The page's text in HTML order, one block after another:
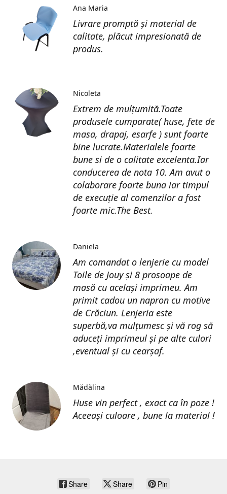
Livrare promptă și material de
calitate, plăcut impresionată de
produs.
Ana Maria
Extrem de mulțumită.Toate
produsele cumparate( huse, fete de
masa, drapaj, esarfe ) sunt foarte
bine lucrate.Materialele foarte
bune si de o calitate excelenta.Iar
conducerea de nota 10. Am avut o
colaborare foarte buna iar timpul
de execuție al comenzilor a fost
foarte mic.The Best.
Nicoleta
Am comandat o lenjerie cu model
Toile de Jouy și 8 prosoape de
masă cu același imprimeu. Am
primit cadou un napron cu motive
de Crăciun. Lenjeria este
superbă,va mulțumesc și vă rog să
aduceți imprimeul și pe alte culori
,eventual și cu cearșaf.
Daniela
Huse vin perfect , exact ca în poze !
Aceeași culoare , bune la material !
Mădălina
Share Share Pin